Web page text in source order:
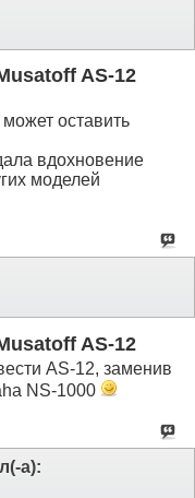
AS-12
оставить
вдохновение
моделей
AS-12
AS-12, заменив
NS-1000
а):